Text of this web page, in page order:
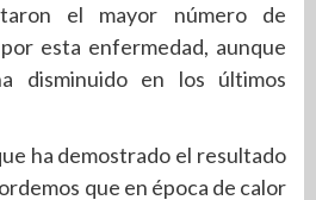
el mayor número de
esta enfermedad, aunque
disminuido en los últimos
ha demostrado el resultado
que en época de calor